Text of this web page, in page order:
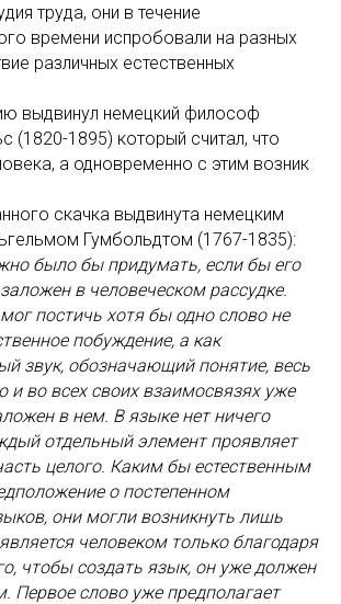
труда, они в течение
времени испробовали на разных
различных естественных
выдвинул немецкий философ
(1820-1895) который считал, что
а одновременно с этим возник
скачка выдвинута немецким
Гумбольдтом (1767-1835):
было бы придумать, если бы его
в человеческом рассудке.
постичь хотя бы одно слово не
побуждение, а как
звук, обозначающий понятие, весь
и во всех своих взаимосвязях уже
в нем. В языке нет ничего
отдельный элемент проявляет
целого. Каким бы естественным
о постепенном
они могли возникнуть лишь
человеком только благодаря
чтобы создать язык, он уже должен
Первое слово уже предполагает